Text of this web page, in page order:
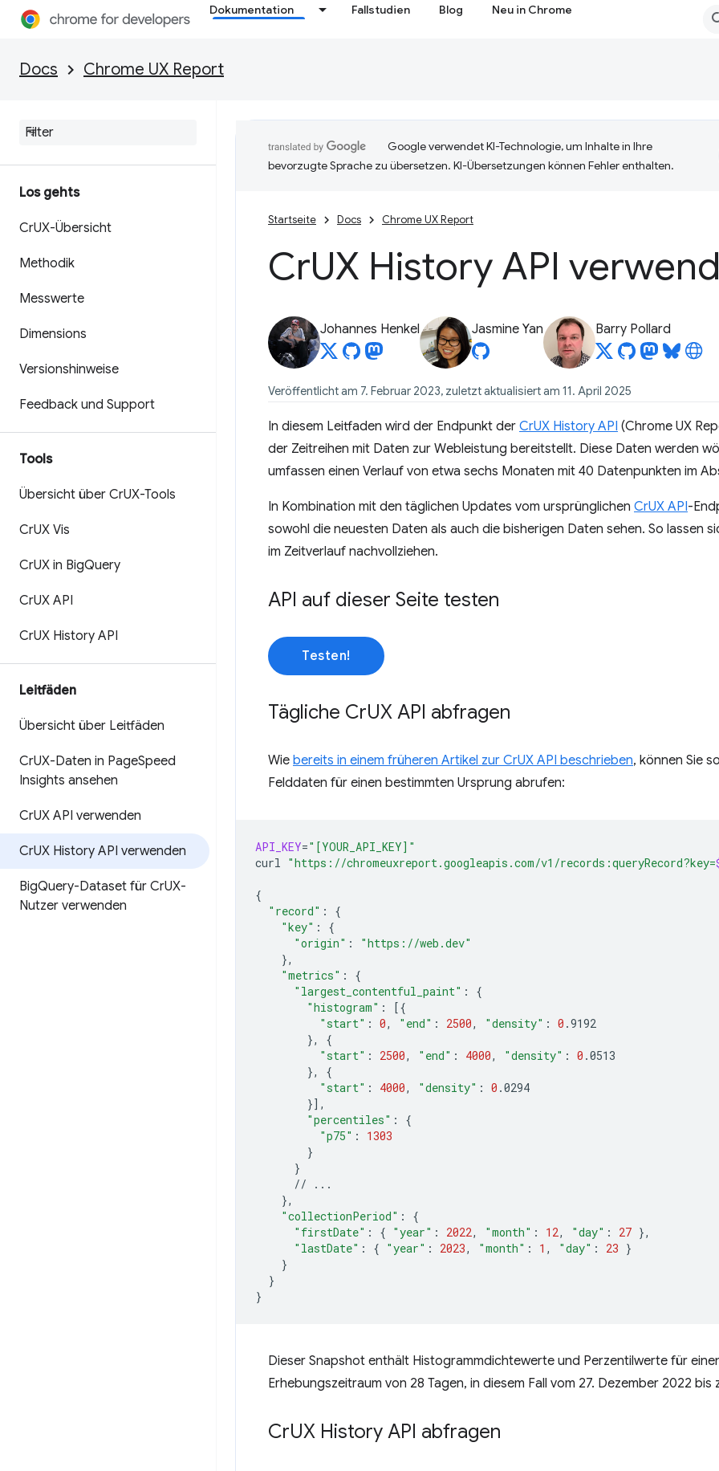
Dokumentation Fallstudien Blog Neu in Chrome
Docs Chrome UX Report
Los gehts
CrUX-Übersicht
Methodik
Messwerte
Dimensions
Versionshinweise
Feedback und Support
Tools
Übersicht über CrUX-Tools
CrUX Vis
CrUX in BigQuery
CrUX API
CrUX History API
Leitfäden
Übersicht über Leitfäden
CrUX-Daten in PageSpeed
Insights ansehen
CrUX API verwenden
CrUX History API verwenden
BigQuery-Dataset für CrUX-
Nutzer verwenden
Google verwendet KI-Technologie, um Inhalte in Ihre
bevorzugte Sprache zu übersetzen. KI-Übersetzungen können Fehler enthalten.
Startseite Docs Chrome UX Report
CrUX History API
Johannes Henkel Jasmine Yan Barry Pollard
Veröffentlicht am 7. Februar 2023, zuletzt aktualisiert am 11. April 2025
In diesem Leitfaden wird der Endpunkt der CrUX History API (Chrome UX
der Zeitreihen mit Daten zur Webleistung bereitstellt. Diese Daten werden
umfassen einen Verlauf von etwa sechs Monaten mit 40 Datenpunkten im
In Kombination mit den täglichen Updates vom ursprünglichen CrUX API-
sowohl die neuesten Daten als auch die bisherigen Daten sehen. So lassen
im Zeitverlauf nachvollziehen.
API auf dieser Seite testen
Testen!
Tägliche CrUX API abfragen
Wie bereits in einem früheren Artikel zur CrUX API beschrieben, können Sie
Felddaten für einen bestimmten Ursprung abrufen:
API_KEY="[YOUR_API_KEY]"
curl "https://chromeuxreport.googleapis.com/v1/records:queryRecord?key=
{
"record" :
{
"key" :
{
"origin" :
"https://web.dev"
}
"metrics" :
{
"largest_contentful_paint" :
{
"histogram" :
[{
"start" : 0, "end" : 2500, "density" : 0
},
{
"start" : 2500, "end" : 4000, "density" : 0
},
{
"start" : 4000, "density" : 0
}]
"percentiles" :
{
"p75" :
1303
}
}
//
}
"collectionPeriod" :
{
"firstDate" : { "year" : 2022, "month" : 12, "day" : 27 }
"lastDate" : { "year" : 2023, "month" : 1 , "day" : 23 }
}
}
}
Dieser Snapshot enthält Histogrammdichtewerte und Perzentilwerte für
Erhebungszeitraum von 28 Tagen, in diesem Fall vom 27. Dezember 2022 bis
CrUX History API abfragen